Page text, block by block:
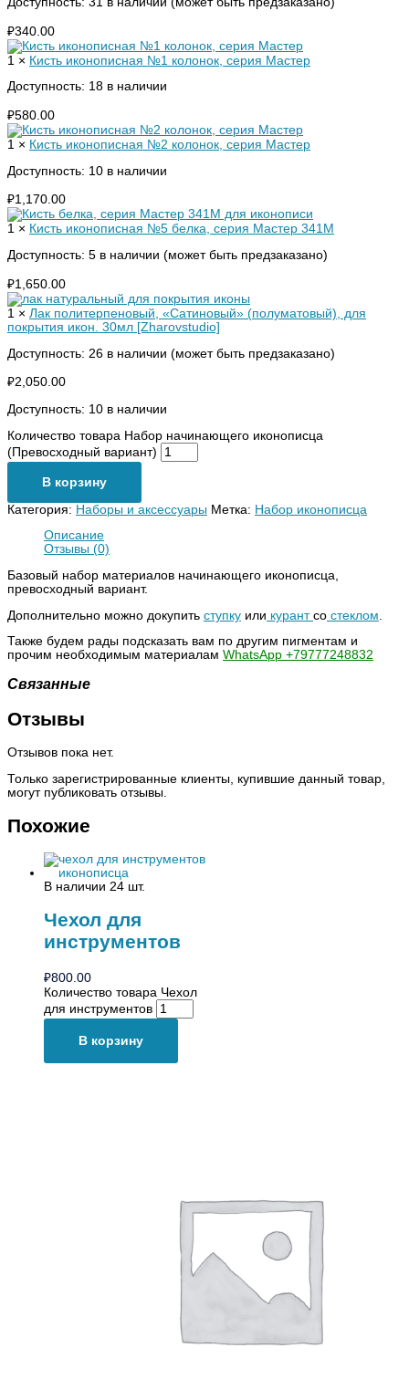
₽340.00
1 × Кисть иконописная №1 колонок, серия Мастер
Доступность: 18 в наличии
₽580.00
1 × Кисть иконописная №2 колонок, серия Мастер
Доступность: 10 в наличии
₽1,170.00
1 × Кисть иконописная №5 белка, серия Мастер 341M
Доступность: 5 в наличии (может быть предзаказано)
₽1,650.00
1 × Лак политерпеновый, «Сатиновый» (полуматовый), для
покрытия икон. 30мл [Zharovstudio]
Доступность: 26 в наличии (может быть предзаказано)
₽2,050.00
Доступность: 10 в наличии
Количество товара Набор начинающего иконописца
(Превосходный вариант)
В корзину
Категория: Наборы и аксессуары Метка: Набор иконописца
Описание
Отзывы (0)
Базовый набор материалов начинающего иконописца,
превосходный вариант.
Дополнительно можно докупить ступку или курант со стеклом
Также будем рады подсказать вам по другим пигментам и
прочим необходимым материалам WhatsApp +79777248832
Связанные
Отзывы
Отзывов пока нет.
Только зарегистрированные клиенты, купившие данный товар,
могут публиковать отзывы.
Похожие
В наличии 24 шт.
Чехол для
инструментов
₽800.00
Количество товара Чехол
для инструментов
В корзину